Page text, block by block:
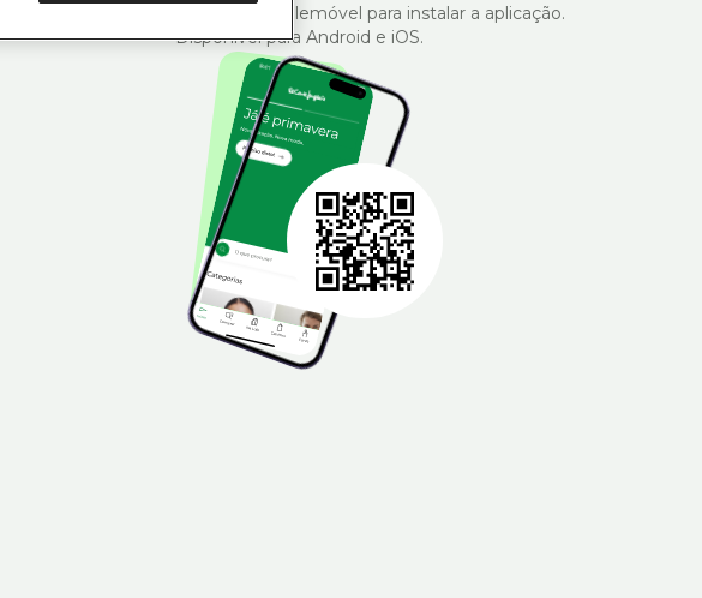
Leia o código QR com o seu telemóvel para instalar a aplicação.
Disponível para Android e iOS.